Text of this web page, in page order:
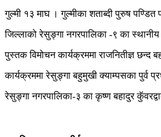
गुल्मी १३ माघ । गुल्मीका शताब्दी पुरुष
जिल्लाको रेसुङ्गा नगरपालिका -९ का
पुस्तक विमोचन कार्यक्रममा राजनितीज्ञ छन्द
कार्यक्रममा रेसुङ्गा बहुमुखी क्याम्पसका पुर्व
रेसुङ्गा नगरपालिका-३ का कृष्ण बहादुर